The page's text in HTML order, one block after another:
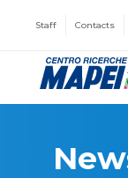
Staff Contacts